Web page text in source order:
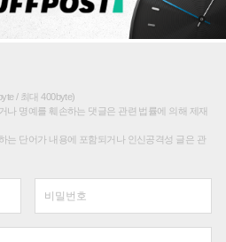
/ 최대 400byte)
나 명예를 훼손하는 댓글은 관련 법률에 의해 제재
는 단어가 내용에 포함되거나 인신공격성 글은 관